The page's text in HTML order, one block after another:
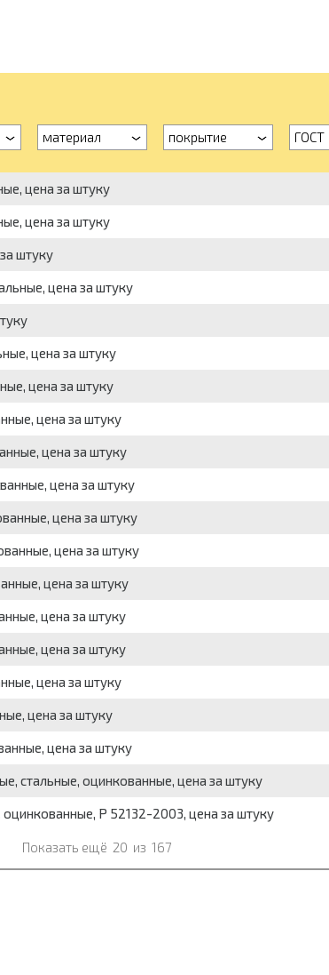
материал покрытие ГОСТ
цена за штуку
цена за штуку
штуку
цена за штуку
цена за штуку
цена за штуку
цена за штуку
цена за штуку
цена за штуку
цена за штуку
цена за штуку
цена за штуку
цена за штуку
цена за штуку
цена за штуку
цена за штуку
цена за штуку
стальные, оцинкованные, цена за штуку
Р 52132-2003, цена за штуку
Показать ещё 20 из 167